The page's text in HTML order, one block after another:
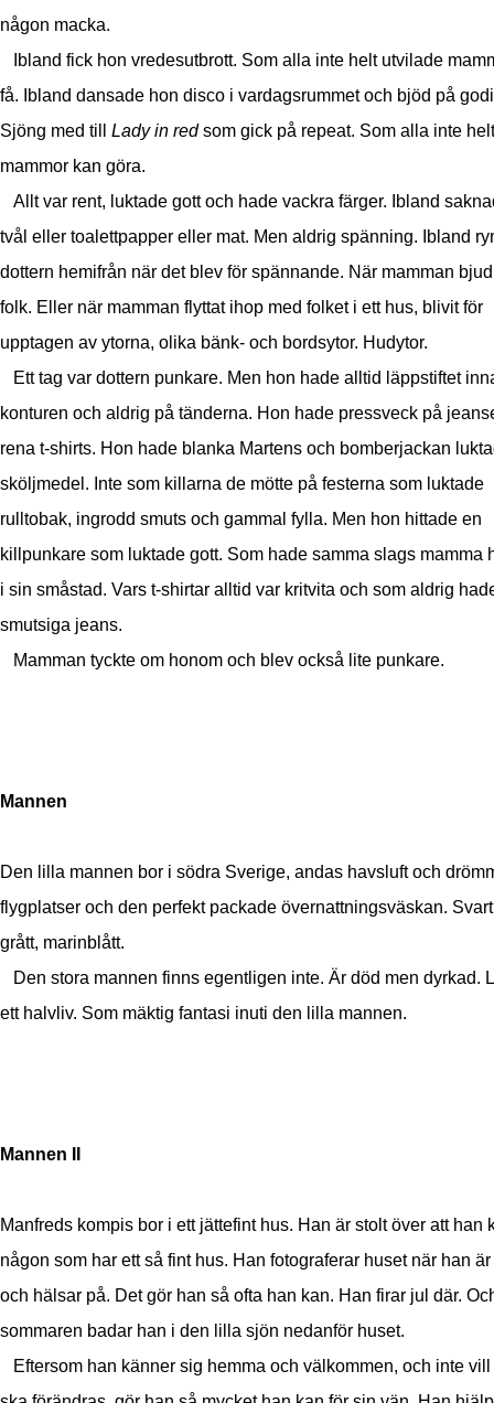
någon macka.
Ibland fick hon vredesutbrott. Som alla inte helt utvilade
få. Ibland dansade hon disco i vardagsrummet och bjöd på
Sjöng med till Lady in redsom gick på repeat. Som alla inte
mammor kan göra.
Allt var rent, luktade gott och hade vackra färger. Ibland
tvål eller toalettpapper eller mat. Men aldrig spänning. Ibland
dottern hemifrån när det blev för spännande. När mamman
folk. Eller när mamman flyttat ihop med folket i ett hus, blivit för
upptagen av ytorna, olika bänk- och bordsytor. Hudytor.
Ett tag var dottern punkare. Men hon hade alltid läppstiftet
konturen och aldrig på tänderna. Hon hade pressveck på
rena t-shirts. Hon hade blanka Martens och bomberjackan
sköljmedel. Inte som killarna de mötte på festerna som luktade
rulltobak, ingrodd smuts och gammal fylla. Men hon hittade en
killpunkare som luktade gott. Som hade samma slags mamma
i sin småstad. Vars t-shirtar alltid var kritvita och som aldrig
smutsiga jeans.
Mamman tyckte om honom och blev också lite punkare.
Mannen
Den lilla mannen bor i södra Sverige, andas havsluft och
flygplatser och den perfekt packade övernattningsväskan.
grått, marinblått.
Den stora mannen finns egentligen inte. Är död men dyrkad.
ett halvliv. Som mäktig fantasi inuti den lilla mannen.
Mannen II
Manfreds kompis bor i ett jättefint hus. Han är stolt över att han
någon som har ett så fint hus. Han fotograferar huset när han
och hälsar på. Det gör han så ofta han kan. Han firar jul där.
sommaren badar han i den lilla sjön nedanför huset.
Eftersom han känner sig hemma och välkommen, och inte vill